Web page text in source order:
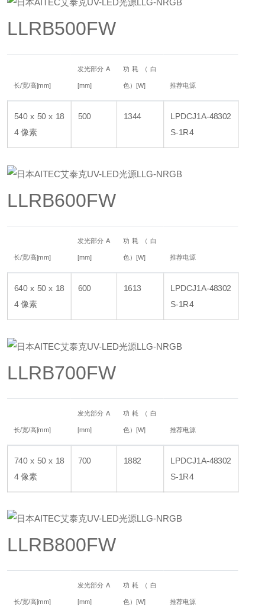
LLRB500FW
长/宽/高[mm]
发光部分 A
[mm]
功耗（白
色）[W] 推荐电源
540 x 50 x 18
4 像素
500 1344
LPDCJ1A-48302
S-1R4
LLRB600FW
长/宽/高[mm]
发光部分 A
[mm]
功耗（白
色）[W] 推荐电源
640 x 50 x 18
4 像素
600 1613
LPDCJ1A-48302
S-1R4
LLRB700FW
长/宽/高[mm]
发光部分 A
[mm]
功耗（白
色）[W] 推荐电源
740 x 50 x 18
4 像素
700 1882
LPDCJ1A-48302
S-1R4
LLRB800FW
长/宽/高[mm]
发光部分 A
[mm]
功耗（白
色）[W] 推荐电源